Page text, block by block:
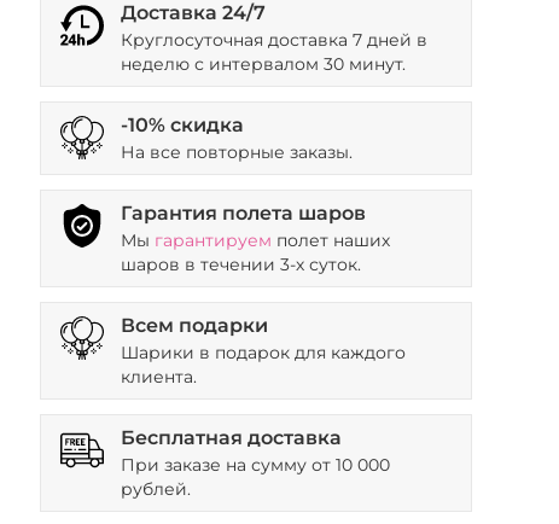
Доставка 24/7
Круглосуточная доставка 7 дней в
неделю с интервалом 30 минут.
-10% скидка
На все повторные заказы.
Гарантия полета шаров
Мы гарантируем полет наших
шаров в течении 3-х суток.
Всем подарки
Шарики в подарок для каждого
клиента.
Бесплатная доставка
При заказе на сумму от 10 000
рублей.